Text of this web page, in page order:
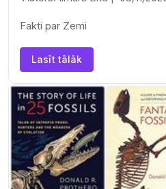
Fakti par Zemi
Lasīt tālāk